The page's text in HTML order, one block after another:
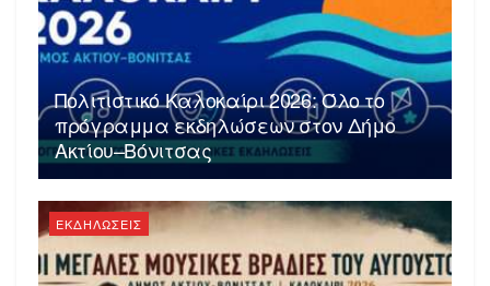
Πολιτιστικό Καλοκαίρι 2026: Όλο το
πρόγραμμα εκδηλώσεων στον Δήμο
Ακτίου–Βόνιτσας
ΕΚΔΗΛΩΣΕΙΣ